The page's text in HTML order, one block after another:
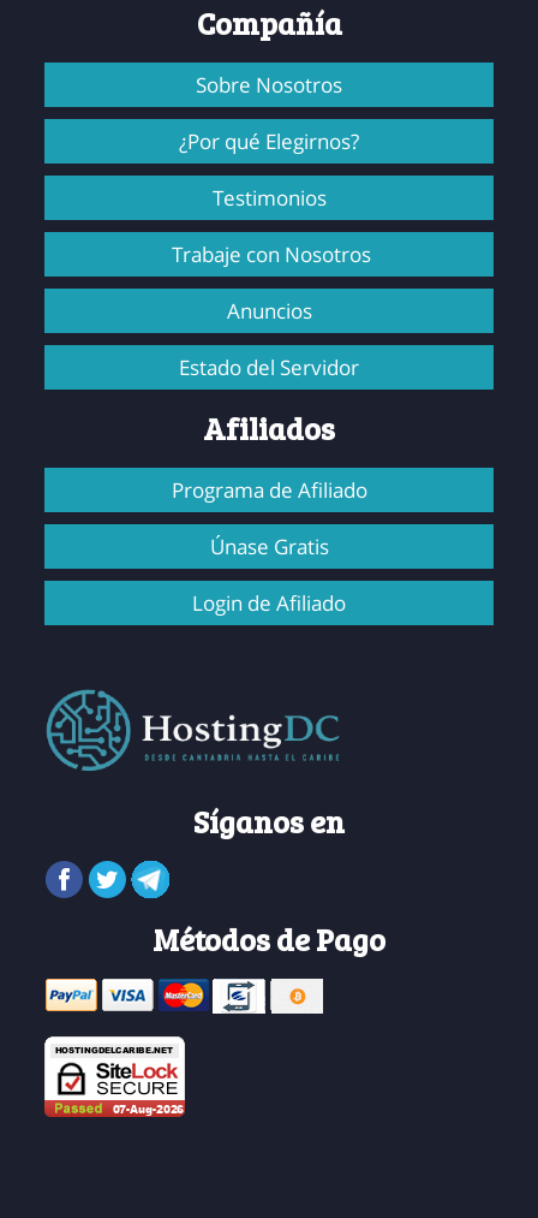
Compañía
Sobre Nosotros
¿Por qué Elegirnos?
Testimonios
Trabaje con Nosotros
Anuncios
Estado del Servidor
Afiliados
Programa de Afiliado
Únase Gratis
Login de Afiliado
Síganos en
Métodos de Pago